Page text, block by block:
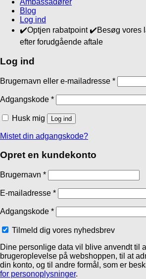
Ambassadører
Blog
Log ind
✔️Optjen rabatpoint ✔️Besøg vores
efter forudgående aftale
Log ind
Brugernavn eller e-mailadresse *
Adgangskode *
Husk mig Log ind
Mistet din adgangskode?
Opret en kundekonto
Brugernavn *
E-mailadresse *
Adgangskode *
Tilmeld dig vores nyhedsbrev
Dine personlige data vil blive anvendt til
brugeroplevelse på webshoppen, til at
din konto, og til andre formål, som er
for personoplysninger.